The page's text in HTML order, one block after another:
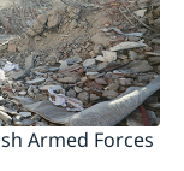
barn
Global
Armed Forces